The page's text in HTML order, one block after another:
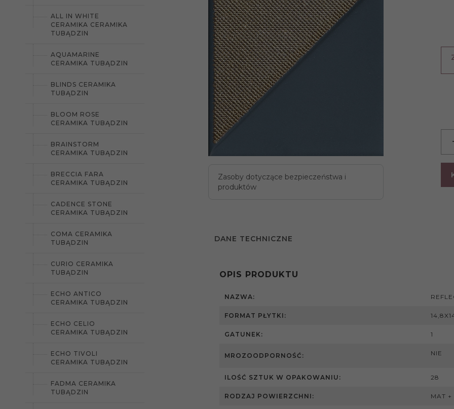
ALL IN WHITE
CERAMIKA CERAMIKA
TUBĄDZIN
AQUAMARINE
CERAMIKA TUBĄDZIN
BLINDS CERAMIKA
TUBĄDZIN
BLOOM ROSE
CERAMIKA TUBĄDZIN
BRAINSTORM
CERAMIKA TUBĄDZIN
BRECCIA FARA
CERAMIKA TUBĄDZIN
CADENCE STONE
CERAMIKA TUBĄDZIN
COMA CERAMIKA
TUBĄDZIN
CURIO CERAMIKA
TUBĄDZIN
ECHO ANTICO
CERAMIKA TUBĄDZIN
ECHO CELIO
CERAMIKA TUBĄDZIN
ECHO TIVOLI
CERAMIKA TUBĄDZIN
FADMA CERAMIKA
TUBĄDZIN
Zasoby dotyczące bezpieczeństwa i
produktów
DANE TECHNICZNE
OPIS PRODUKTU
NAZWA:
FORMAT PŁYTKI:
GATUNEK: 1
MROZOODPORNOŚĆ: NIE
ILOŚĆ SZTUK W OPAKOWANIU: 28
RODZAJ POWIERZCHNI: MAT +